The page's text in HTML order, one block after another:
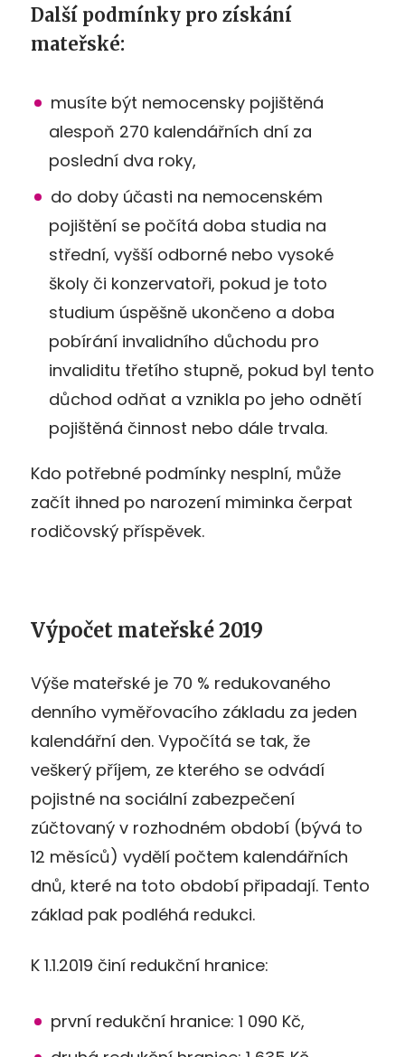
Další podmínky pro získání
mateřské:
musíte být nemocensky pojištěná
alespoň 270 kalendářních dní za
poslední dva roky,
do doby účasti na nemocenském
pojištění se počítá doba studia na
střední, vyšší odborné nebo vysoké
školy či konzervatoři, pokud je toto
studium úspěšně ukončeno a doba
pobírání invalidního důchodu pro
invaliditu třetího stupně, pokud byl tento
důchod odňat a vznikla po jeho odnětí
pojištěná činnost nebo dále trvala.
Kdo potřebné podmínky nesplní, může
začít ihned po narození miminka čerpat
rodičovský příspěvek.
Výpočet mateřské 2019
Výše mateřské je 70 % redukovaného
denního vyměřovacího základu za jeden
kalendářní den. Vypočítá se tak, že
veškerý příjem, ze kterého se odvádí
pojistné na sociální zabezpečení
zúčtovaný v rozhodném období (bývá to
12 měsíců) vydělí počtem kalendářních
dnů, které na toto období připadají. Tento
základ pak podléhá redukci.
K 1.1.2019 činí redukční hranice:
první redukční hranice: 1 090 Kč,